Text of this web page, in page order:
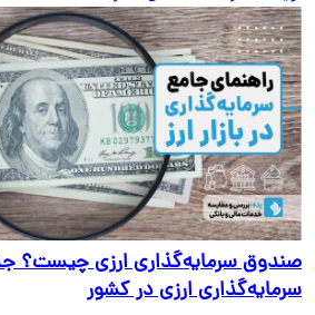
سرمایه‌گذاری ارزی چیست؟
ارزی در کشور